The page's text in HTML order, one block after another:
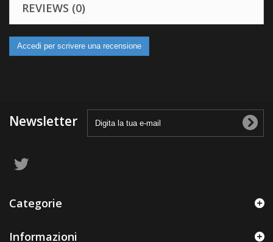
REVIEWS (0)
Accedi per scrivere una recensione
Newsletter
Categorie
Informazioni